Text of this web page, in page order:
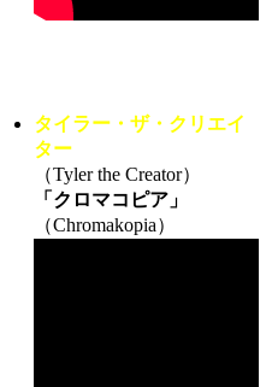
タイラー・ザ・クリエイ
ター
（Tyler the Creator）
「クロマコピア」
（Chromakopia）